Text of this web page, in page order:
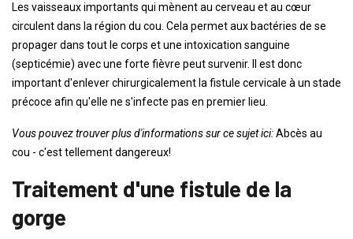
Les vaisseaux importants qui mènent au cerveau et au cœur
circulent dans la région du cou. Cela permet aux bactéries de se
propager dans tout le corps et une intoxication sanguine
(septicémie) avec une forte fièvre peut survenir. Il est donc
important d'enlever chirurgicalement la fistule cervicale à un stade
précoce afin qu'elle ne s'infecte pas en premier lieu.
Vous pouvez trouver plus d'informations sur ce sujet ici:Abcès au
cou - c'est tellement dangereux!
Traitement d'une fistule de la
gorge